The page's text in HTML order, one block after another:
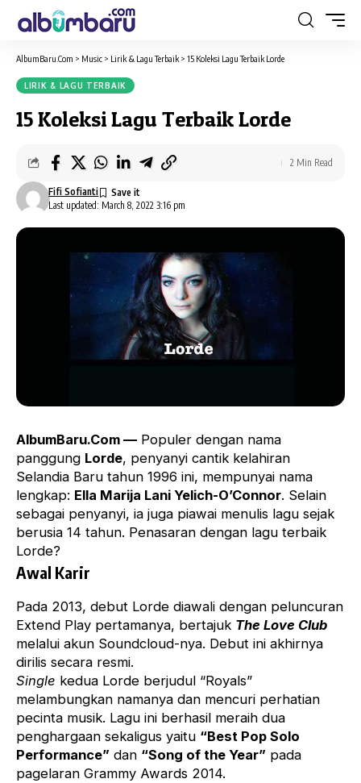
AlbumBaru.Com > Music > Lirik & Lagu Terbaik > 15 Koleksi Lagu Terbaik Lorde
LIRIK & LAGU TERBAIK
15 Koleksi Lagu Terbaik Lorde
Last updated: March 8, 2022 3:16 pm
Fifi Sofianti
2 Min Read
AlbumBaru.Com — Populer dengan nama
panggung Lorde, penyanyi cantik kelahiran
Selandia Baru tahun 1996 ini, mempunyai nama
lengkap: Ella Marija Lani Yelich-O’Connor. Selain
sebagai penyanyi, ia juga piawai menulis lagu sejak
berusia 14 tahun. Penasaran dengan lagu terbaik
Lorde?
Awal Karir
Pada 2013, debut Lorde diawali dengan peluncuran
Extend Play pertamanya, bertajuk The Love Club
melalui akun Soundcloud-nya. Debut ini akhirnya
dirilis secara resmi.
Single kedua Lorde berjudul “Royals”
melambungkan namanya dan mencuri perhatian
pecinta musik. Lagu ini berhasil meraih dua
penghargaan sekaligus yaitu “Best Pop Solo
Performance” dan “Song of the Year” pada
pagelaran Grammy Awards 2014.